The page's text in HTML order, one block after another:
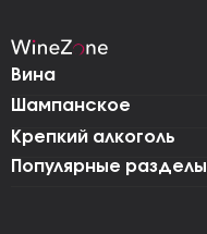
Вина
Шампанское
Крепкий алкоголь
Популярные разделы